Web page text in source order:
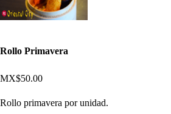
Rollo Primavera
MX$50.00
Rollo primavera por unidad.